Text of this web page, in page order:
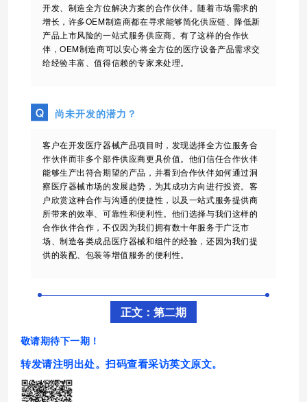
开发、制造全方位解决方案的合作伙伴。随着市场需求的
增长，许多OEM制造商都在寻求能够简化供应链、降低新
产品上市风险的一站式服务供应商。有了这样的合作伙
伴，OEM制造商可以安心将全方位的医疗设备产品需求交
给经验丰富、值得信赖的专家来处理。
尚未开发的潜力？
客户在开发医疗器械产品项目时，发现选择全方位服务合
作伙伴而非多个部件供应商更具价值。他们信任合作伙伴
能够生产出符合期望的产品，并看到合作伙伴如何通过洞
察医疗器械市场的发展趋势，为其成功方向进行投资。客
户欣赏这种合作与沟通的便捷性，以及一站式服务提供商
所带来的效率、可靠性和便利性。他们选择与我们这样的
合作伙伴合作，不仅因为我们拥有数十年服务于广泛市
场、制造各类成品医疗器械和组件的经验，还因为我们提
供的装配、包装等增值服务的便利性。
正文：第二期
敬请期待下一期！
转发请注明出处。扫码查看采访英文原文。